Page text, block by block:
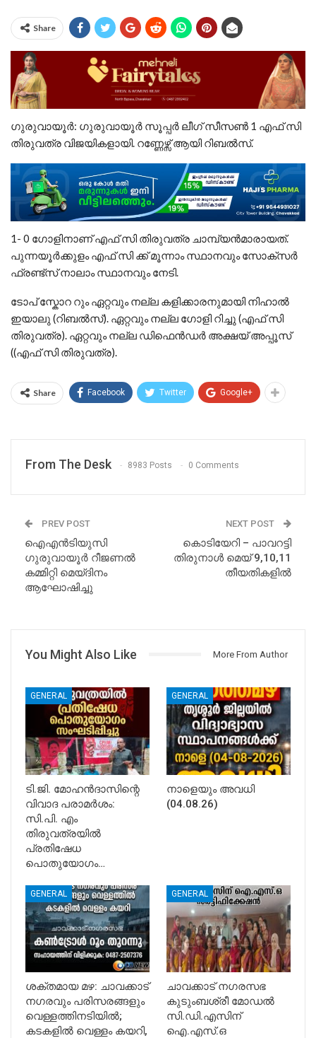
Share
ഗുരുവായൂർ: ഗുരുവായൂർ സൂപ്പർ ലീഗ് സീസൺ 1 എഫ് സി
തിരുവത്ര വിജയികളായി. റണ്ണേഴ്സ് ആയി റിബൽസ്.
1- 0 ഗോളിനാണ് എഫ് സി തിരുവത്ര ചാമ്പ്യൻമാരായത്.
പുന്നയൂർക്കുളം എഫ് സി ക്ക് മൂന്നാം സ്ഥാനവും സോക്സർ
ഫ്രണ്ട്‌സ് നാലാം സ്ഥാനവും നേടി.
ടോപ് സ്കോറ റും ഏറ്റവും നല്ല കളിക്കാരനുമായി നിഹാൽ
ഇയാലു (റിബൽസ്). ഏറ്റവും നല്ല ഗോളി റിച്ചു (എഫ് സി
തിരുവത്ര). ഏറ്റവും നല്ല ഡിഫെൻഡർ അക്ഷയ് അപ്പൂസ്
((എഫ് സി തിരുവത്ര).
Share Facebook Twitter Google+
From The Desk 8983 Posts 0 Comments
PREV POST
ഐഎൻടിയുസി
ഗുരുവായൂർ റീജണൽ
കമ്മിറ്റി മെയ്ദിനം
ആഘോഷിച്ചു
NEXT POST
കൊടിയേറി – പാവറട്ടി
തിരുനാൾ മെയ്‌ 9,10,11
തീയതികളിൽ
You Might Also Like More From Author
GENERAL
ടി.ജി. മോഹൻദാസിന്റെ
വിവാദ പരാമർശം:
സി.പി. എം
തിരുവത്രയിൽ
പ്രതിഷേധ
പൊതുയോഗം…
GENERAL
നാളെയും അവധി
(04.08.26)
GENERAL
ശക്തമായ മഴ: ചാവക്കാട്
നഗരവും പരിസരങ്ങളും
വെള്ളത്തിനടിയിൽ;
കടകളിൽ വെള്ളം കയറി,
GENERAL
ചാവക്കാട് നഗരസഭ
കുടുംബശ്രീ മോഡൽ
സി.ഡി.എസിന്
ഐ.എസ്.ഒ